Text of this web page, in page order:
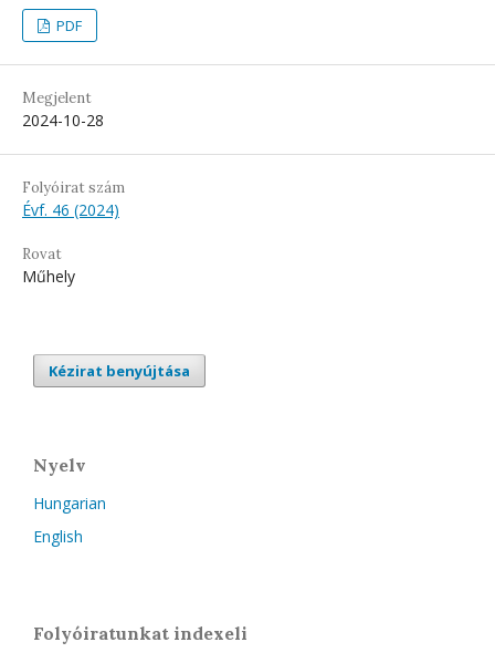
PDF
Megjelent
2024-10-28
Folyóirat szám
Évf. 46 (2024)
Rovat
Műhely
Kézirat benyújtása
Nyelv
Hungarian
English
Folyóiratunkat indexeli